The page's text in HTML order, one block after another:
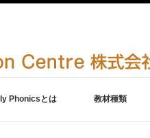
Phonicsとは 教材種類